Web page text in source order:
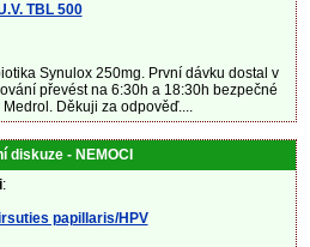
TBL 500
Synulox 250mg. První dávku dostal v
převést na 6:30h a 18:30h bezpečné
Děkuji za odpověď....
diskuze - NEMOCI
:
papillaris/HPV